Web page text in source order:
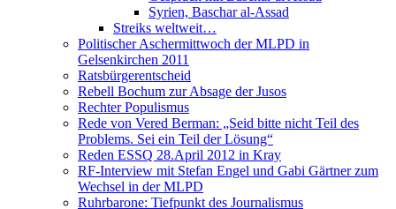
Syrien, Baschar al-Assad
Streiks weltweit…
Politischer Aschermittwoch der MLPD in
Gelsenkirchen 2011
Ratsbürgerentscheid
Rebell Bochum zur Absage der Jusos
Rechter Populismus
Rede von Vered Berman: „Seid bitte nicht Teil des
Problems. Sei ein Teil der Lösung“
Reden ESSQ 28.April 2012 in Kray
RF-Interview mit Stefan Engel und Gabi Gärtner zum
Wechsel in der MLPD
Ruhrbarone: Tiefpunkt des Journalismus